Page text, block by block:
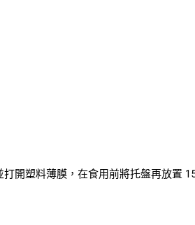
開塑料薄膜，在食用前將托盤再放置